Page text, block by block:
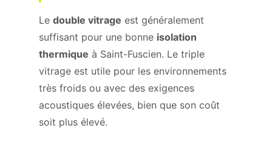
Le double vitrage est généralement
suffisant pour une bonne isolation
thermique à Saint-Fuscien. Le triple
vitrage est utile pour les environnements
très froids ou avec des exigences
acoustiques élevées, bien que son coût
soit plus élevé.